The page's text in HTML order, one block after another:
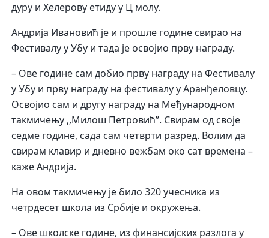
дуру и Хелерову етиду у Ц молу.
Андрија Ивановић је и прошле године свирао на
Фестивалу у Убу и тада је освојио прву награду.
– Ове године сам добио прву награду на Фестивалу
у Убу и прву награду на фестивалу у Аранђеловцу.
Освојио сам и другу награду на Међународном
такмичењу ,,Милош Петровић”. Свирам од своје
седме године, сада сам четврти разред. Волим да
свирам клавир и дневно вежбам око сат времена –
каже Андрија.
На овом такмичењу је било 320 учесника из
четрдесет школа из Србије и окружења.
– Ове школске године, из финансијских разлога у